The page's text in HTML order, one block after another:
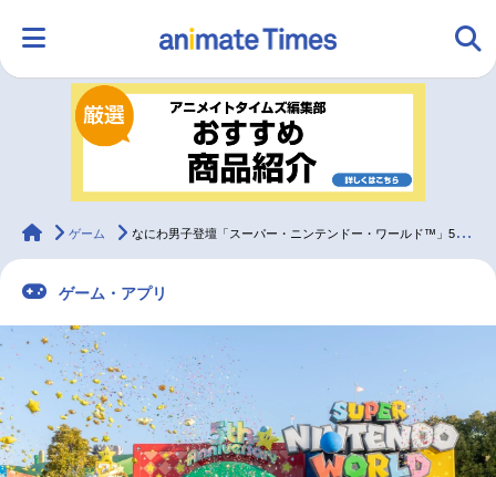
ランキング アニメ
ラジオ みんなの声
2.5次元 配信・Vtuber トレンド 無料マンガ
最新記事一覧
animateTimes
ゲーム なにわ男子登壇「スーパー・ニンテンドー・ワールド™」5周年セレモニーレポート
ゲーム・アプリ